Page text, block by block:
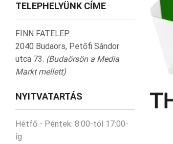
TELEPHELYÜNK CÍME
FINN FATELEP
2040 Budaörs, Petőfi Sándor
utca 73. (Budaörsön a Media
Markt mellett)
NYITVATARTÁS
Hétfő - Péntek: 8:00-tól 17:00-
ig